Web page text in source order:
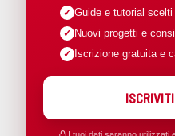
Guide e tutorial
Nuovi progetti e
Iscrizione gratuita e